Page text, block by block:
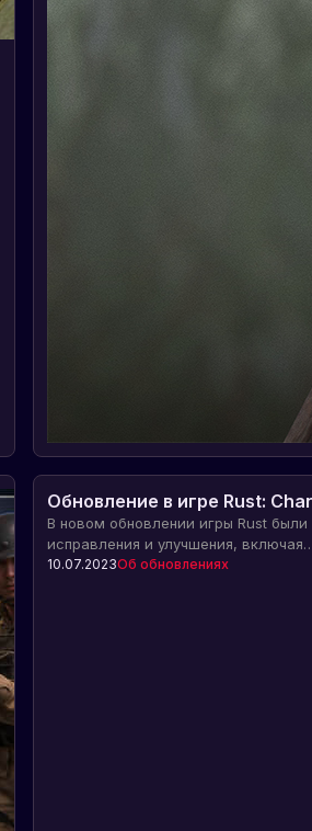
Обновление в игре Rust:
В новом обновлении игры Rust были
исправления и улучшения, включая
анимацию объектов, паром,
10.07.2023Об обновлениях